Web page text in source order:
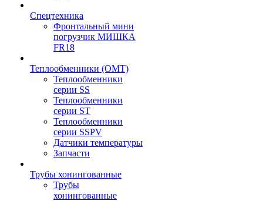
Спецтехника
Фронтальный мини
погрузчик МИШКА
FR18
Теплообменники (OMT)
Теплообменники
серии SS
Теплообменники
серии ST
Теплообменники
серии SSPV
Датчики температуры
Запчасти
Трубы хонингованные
Трубы
хонингованные